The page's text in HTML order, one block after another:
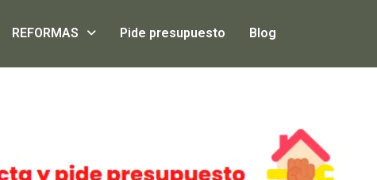
REFORMAS Pide presupuesto Blog